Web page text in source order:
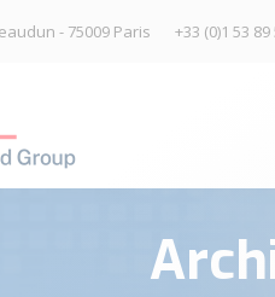
- 75009 Paris +33 (0)1 53 89